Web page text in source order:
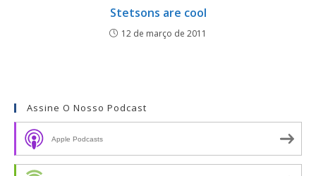
Stetsons are cool
12 de março de 2011
Assine O Nosso Podcast
Apple Podcasts